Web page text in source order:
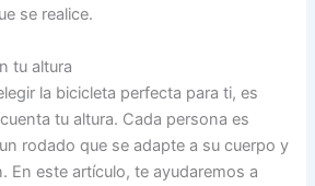
se realice.
tu altura
la bicicleta perfecta para ti, es
tu altura. Cada persona es
rodado que se adapte a su cuerpo y
En este artículo, te ayudaremos a